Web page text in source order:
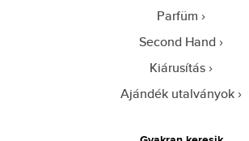
Parfüm
Second Hand
Kiárusítás
Ajándék utalványok